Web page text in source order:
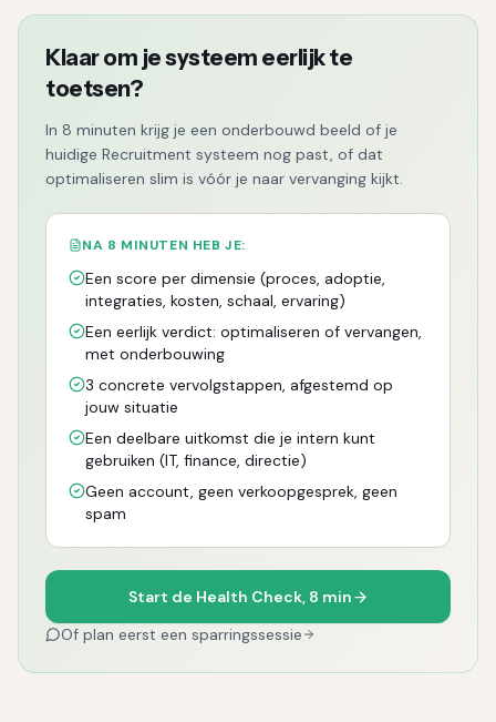
Klaar om je systeem eerlijk te
toetsen?
In 8 minuten krijg je een onderbouwd beeld of je
huidige Recruitment systeem nog past, of dat
optimaliseren slim is vóór je naar vervanging kijkt.
NA 8 MINUTEN HEB JE:
Een score per dimensie (proces, adoptie,
integraties, kosten, schaal, ervaring)
Een eerlijk verdict: optimaliseren of vervangen,
met onderbouwing
3 concrete vervolgstappen, afgestemd op
jouw situatie
Een deelbare uitkomst die je intern kunt
gebruiken (IT, finance, directie)
Geen account, geen verkoopgesprek, geen
spam
Start de Health Check, 8 min
Of plan eerst een sparringssessie